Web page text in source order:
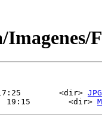
<dir> JPG
19:15        <dir>